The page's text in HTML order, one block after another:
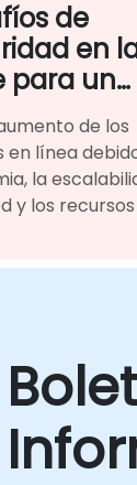
de
en
para un
líder
de los
en línea
la
y los